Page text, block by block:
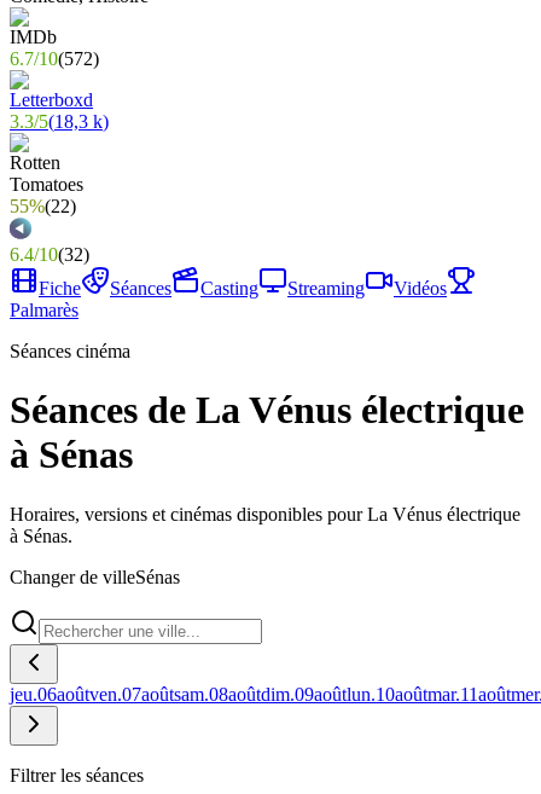
6.7/10(572)
3.3/5(18,3 k)
55%(22)
6.4/10(32)
Fiche
Séances Casting Streaming
Vidéos
Palmarès
Séances cinéma
Séances de La Vénus électrique
à Sénas
Horaires, versions et cinémas disponibles pour La Vénus électrique
à Sénas.
Changer de villeSénas
jeu.06aoûtven.07aoûtsam.08aoûtdim.09aoûtlun.10aoûtmar.11août
Filtrer les séances